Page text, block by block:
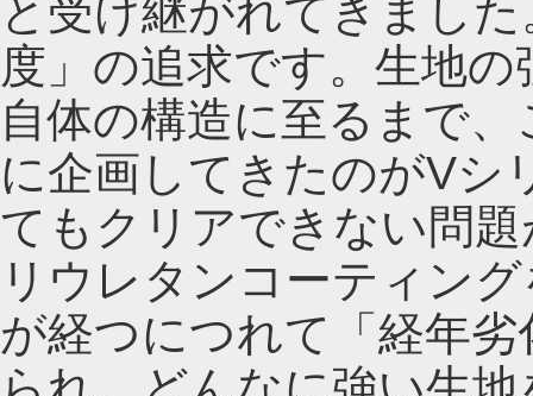
と受け継がれてきまし
度」の追求です。生地
自体の構造に至るまで
に企画してきたのがVシ
てもクリアできない問
リウレタンコーティン
が経つにつれて「経年